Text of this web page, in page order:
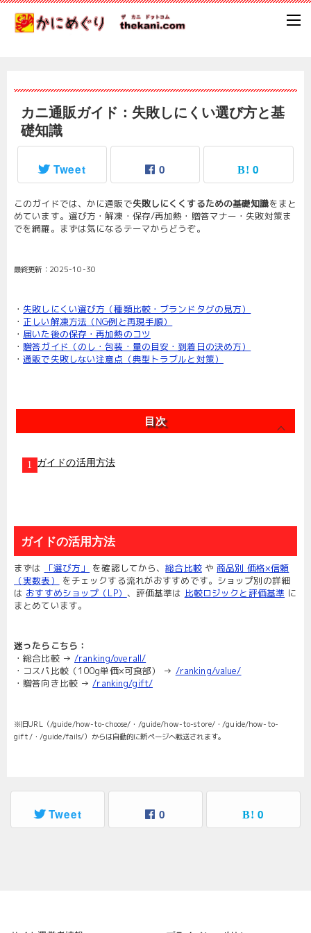
カニ通販ガイド：失敗しにくい選び方と基
礎知識
Tweet 0 0
このガイドでは、かに通販で失敗しにくくするための基礎知識をまと
めています。選び方・解凍・保存/再加熱・贈答マナー・失敗対策ま
でを網羅。まずは気になるテーマからどうぞ。
最終更新： 2025-10-30
・ 失敗しにくい選び方（種類比較・ブランドタグの見方）
・ 正しい解凍方法（NG例と再現手順）
・ 届いた後の保存・再加熱のコツ
・ 贈答ガイド（のし・包装・量の目安・到着日の決め方）
・通販で失敗しない注意点（典型トラブルと対策）
目次
ガイドの活用方法
ガイドの活用方法
まずは 「選び方」 を確認してから、総合比較や商品別 価格×信頼
（実数表）
をチェックする流れがおすすめです。ショップ別の詳細
は おすすめショップ（LP） 、評価基準は 比較ロジックと評価基準 に
まとめています。
迷ったらこちら：
・総合比較 →/ranking/overall/
・コスパ比較（100g単価×可食部） → /ranking/value/
・贈答向き比較 →/ranking/gift/
※旧URL（/guide/how-to-choose/・/guide/how-to-store/・/guide/how-to-
gift/・/guide/fails/）からは自動的に新ページへ転送されます。
Tweet 0 0